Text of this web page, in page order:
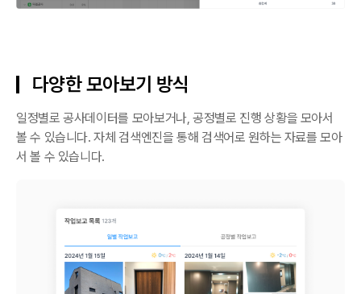
다양한 모아보기 방식
일정별로 공사데이터를 모아보거나, 공정별로 진행 상황을 모아서
볼 수 있습니다. 자체 검색엔진을 통해 검색어로 원하는 자료를 모아
서 볼 수 있습니다.